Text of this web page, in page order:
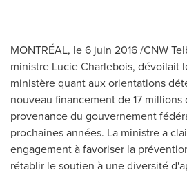
MONTRÉAL, le 6 juin 2016 /CNW
ministre Lucie Charlebois, dévoilait
ministère quant aux orientations
nouveau financement de 17 millions
provenance du gouvernement
prochaines années. La ministre a
engagement à favoriser la
rétablir le soutien à une diversité